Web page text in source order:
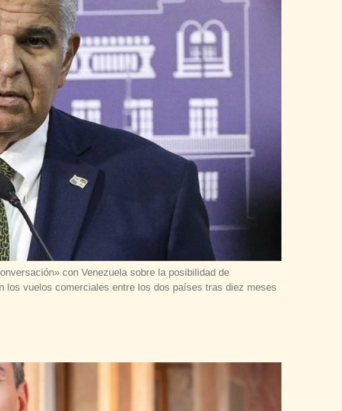
con Venezuela sobre la posibilidad de
los vuelos comerciales entre los dos países tras diez meses